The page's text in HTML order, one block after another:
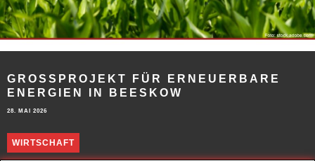
GROSSPROJEKT FÜR ERNEUERBARE E
NERGIEN IN BEESKOW
28. MAI 2026
WIRTSCHAFT